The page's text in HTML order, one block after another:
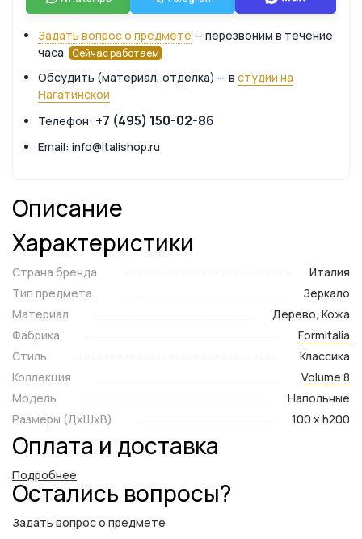
Задать вопрос о предмете — перезвоним в течение
часа
Сейчас работаем
Обсудить (материал, отделка) — в студии на
Нагатинской
Телефон: +7 (495) 150-02-86
Email: info@italishop.ru
Описание
Характеристики
Страна бренда
Италия
Тип предмета
Зеркало
Материал
Дерево, Кожа
Фабрика
Formitalia
Стиль
Классика
Коллекция
Volume 8
Модель
Напольные
Размеры (ДxШxВ)
100 x h200
Оплата и доставка
Подробнее
Остались вопросы?
Задать вопрос о предмете